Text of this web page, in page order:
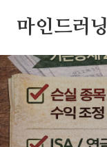
마인드러닝